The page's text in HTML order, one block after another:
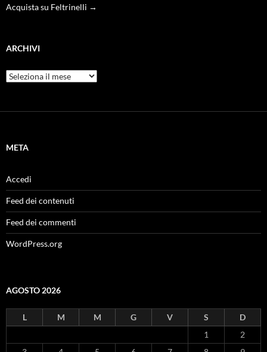
Acquista su Feltrinelli →
ARCHIVI
Archivi
META
Accedi
Feed dei contenuti
Feed dei commenti
WordPress.org
AGOSTO 2026
L M M G V S
D
1
2